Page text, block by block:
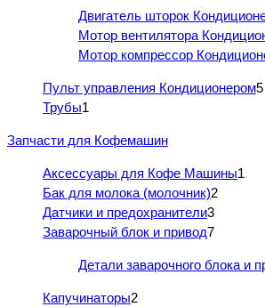
Двигатель шторок
Мотор вентилятора
Мотор компрессор
Пульт управления Кондиционером5
Трубы1
Запчасти для Кофемашин
Аксессуары для Кофе Машины1
Бак для молока (молочник)2
Датчики и предохранители3
Заварочный блок и привод7
Детали заварочного блока и
Капучинаторы2